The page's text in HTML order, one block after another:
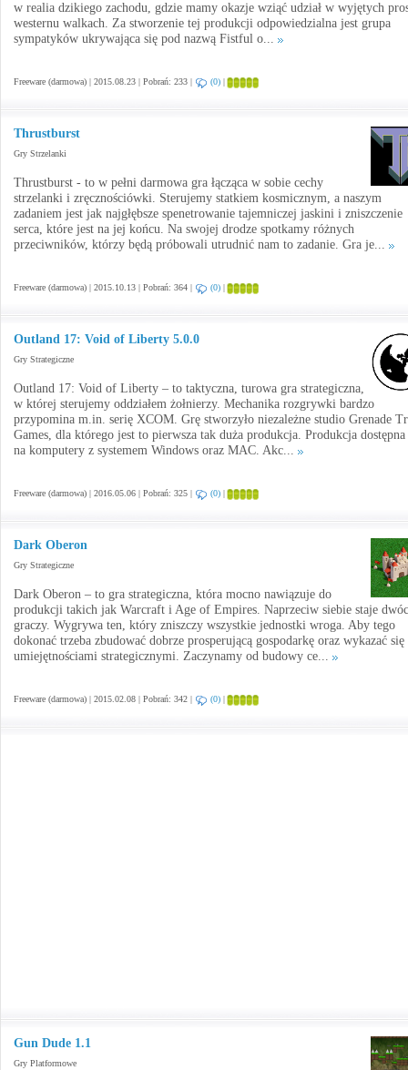
w realia dzikiego zachodu, gdzie mamy okazje wziąć udział w wyjętych
westernu walkach. Za stworzenie tej produkcji odpowiedzialna jest grupa
sympatyków ukrywająca się pod nazwą Fistful o...
Freeware (darmowa) | 2015.08.23 | Pobrań: 233 | (0) |
Thrustburst
Gry Strzelanki
Thrustburst - to w pełni darmowa gra łącząca w sobie cechy
strzelanki i zręcznościówki. Sterujemy statkiem kosmicznym, a naszym
zadaniem jest jak najgłębsze spenetrowanie tajemniczej jaskini i zniszczenie
serca, które jest na jej końcu. Na swojej drodze spotkamy różnych
przeciwników, którzy będą próbowali utrudnić nam to zadanie. Gra je...
Freeware (darmowa) | 2015.10.13 | Pobrań: 364 | (0) |
Outland 17: Void of Liberty 5.0.0
Gry Strategiczne
Outland 17: Void of Liberty – to taktyczna, turowa gra strategiczna,
w której sterujemy oddziałem żołnierzy. Mechanika rozgrywki bardzo
przypomina m.in. serię XCOM. Grę stworzyło niezależne studio Grenade
Games, dla którego jest to pierwsza tak duża produkcja. Produkcja dostępna
na komputery z systemem Windows oraz MAC. Akc...
Freeware (darmowa) | 2016.05.06 | Pobrań: 325 | (0) |
Dark Oberon
Gry Strategiczne
Dark Oberon – to gra strategiczna, która mocno nawiązuje do
produkcji takich jak Warcraft i Age of Empires. Naprzeciw siebie staje
graczy. Wygrywa ten, który zniszczy wszystkie jednostki wroga. Aby tego
dokonać trzeba zbudować dobrze prosperującą gospodarkę oraz wykazać się
umiejętnościami strategicznymi. Zaczynamy od budowy ce...
Freeware (darmowa) | 2015.02.08 | Pobrań: 342 | (0) |
Gun Dude 1.1
Gry Platformowe